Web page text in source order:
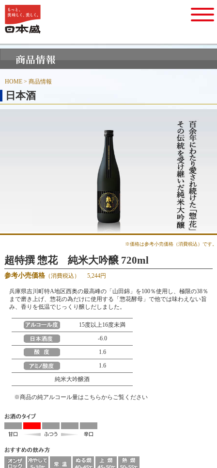
HOME > 商品情報
日本酒
※価格は参考小売価格（消費税込）です。
超特撰 惣花 純米大吟醸 720ml
参考小売価格（消費税込） 5,244円
兵庫県吉川町特A地区西奥の最高峰の「山田錦」を100％使用し、極限の38％
まで磨き上げ、惣花の為だけに使用する「惣花酵母」で他では味わえない旨
み、香りを低温でじっくり醸しだしました。
15度以上16度未満
-6.0
1.6
1.6
純米大吟醸酒
※商品の純アルコール量はこちらからご覧ください